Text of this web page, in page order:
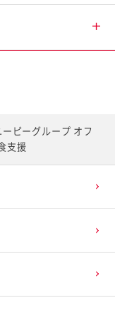
ーピーグループ オフ
支援